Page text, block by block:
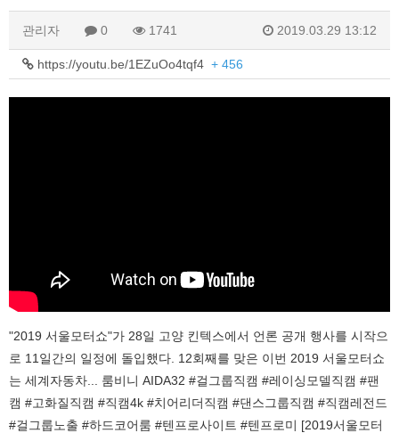
관리자 0 1741 2019.03.29 13:12
https://youtu.be/1EZuOo4tqf4 + 456
"2019 서울모터쇼"가 28일 고양 킨텍스에서 언론 공개 행사를 시작으
로 11일간의 일정에 돌입했다. 12회째를 맞은 이번 2019 서울모터쇼
는 세계자동차... 룸비니 AIDA32 #걸그룹직캠 #레이싱모델직캠 #팬
캠 #고화질직캠 #직캠4k #치어리더직캠 #댄스그룹직캠 #직캠레전드
#걸그룹노출 #하드코어룸 #텐프로사이트 #텐프로미 [2019서울모터